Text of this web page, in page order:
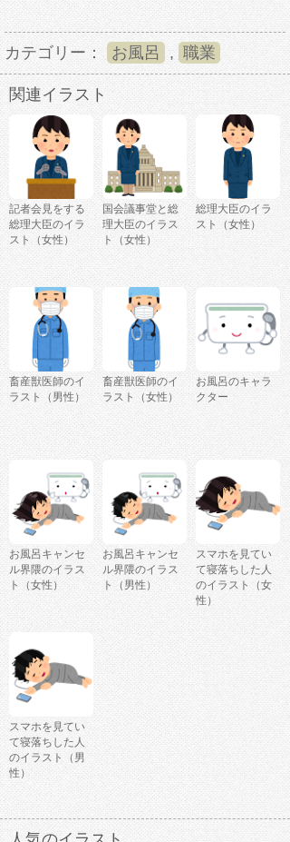
カテゴリー： お風呂 , 職業
関連イラスト
記者会見をする
総理大臣のイラ
スト（女性）
国会議事堂と総
理大臣のイラス
ト（女性）
総理大臣のイラ
スト（女性）
畜産獣医師のイ
ラスト（男性）
畜産獣医師のイ
ラスト（女性）
お風呂のキャラ
クター
お風呂キャンセ
ル界隈のイラス
ト（女性）
お風呂キャンセ
ル界隈のイラス
ト（男性）
スマホを見てい
て寝落ちした人
のイラスト（女
性）
スマホを見てい
て寝落ちした人
のイラスト（男
性）